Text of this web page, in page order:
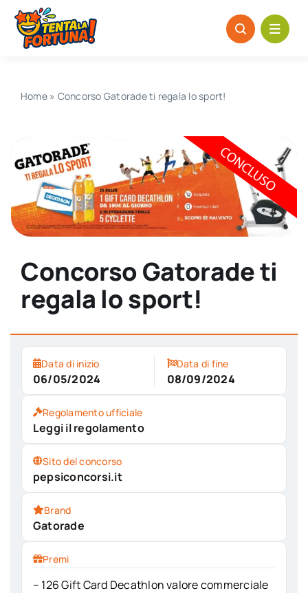
Salta
contenuto
Home» Concorso Gatorade ti regala lo sport!
Concorso Gatorade ti
regala lo sport!
Data di inizio
06/05/2024
Data di fine
08/09/2024
Regolamento ufficiale
Leggi il regolamento
Sito del concorso
pepsiconcorsi.it
Brand
Gatorade
Premi
– 126 Gift Card Decathlon valore commerciale